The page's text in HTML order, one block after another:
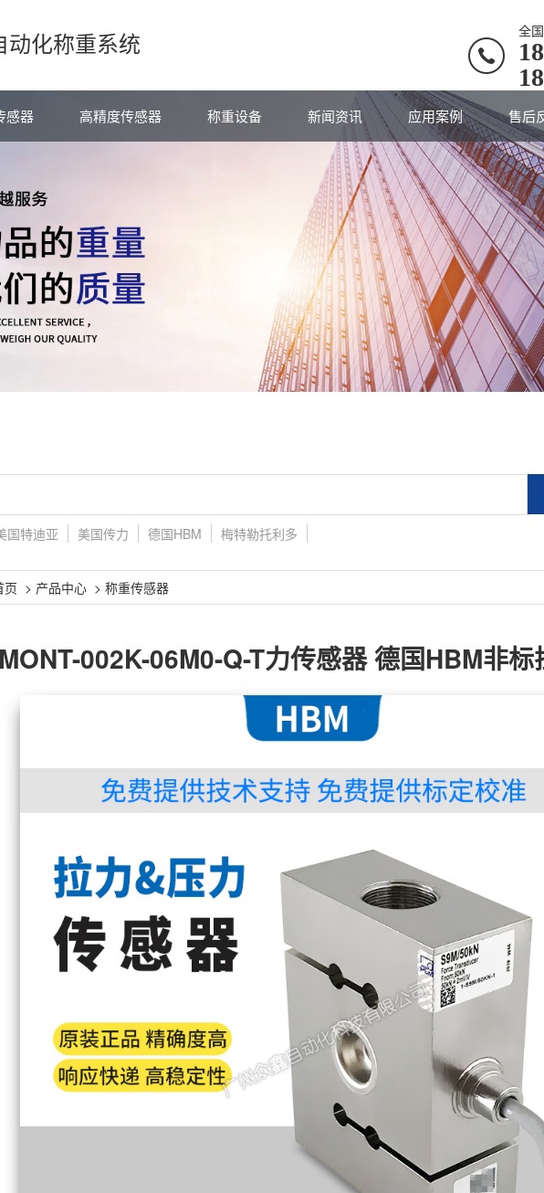
动化称重系统 全
感器 高精度传感器 称重设备 新闻资讯 应用案例 售后
国特迪亚 美国传力 德国HBM 梅特勒托利多
页 > 产品中心 > 称重传感器
002K-06M0-Q-T力传感器 德国HBM非